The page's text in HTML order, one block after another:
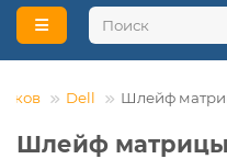
Dell Шлейф
Шлейф матрицы